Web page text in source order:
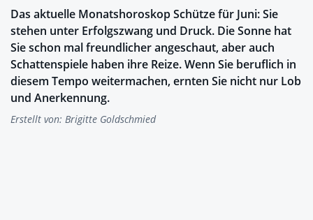
Das aktuelle Monatshoroskop Schütze für Juni: Sie
stehen unter Erfolgszwang und Druck. Die Son­ne hat
Sie schon mal freund­li­cher an­ge­schaut, aber auch
Schat­ten­spie­le ha­ben ihre Rei­ze. Wenn Sie be­ruf­lich in
die­sem Tem­po wei­ter­ma­chen, ern­ten Sie nicht nur Lob
und An­er­ken­nung.
Erstellt von: Brigitte Goldschmied